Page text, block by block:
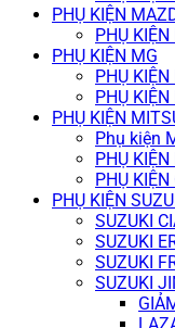
PHỤ KIỆN
PHỤ
PHỤ KIỆN MG
PHỤ
PHỤ
PHỤ KIỆN
Phụ kiện
PHỤ
PHỤ
PHỤ KIỆN
SUZUKI
SUZUKI
SUZUKI
SUZUKI